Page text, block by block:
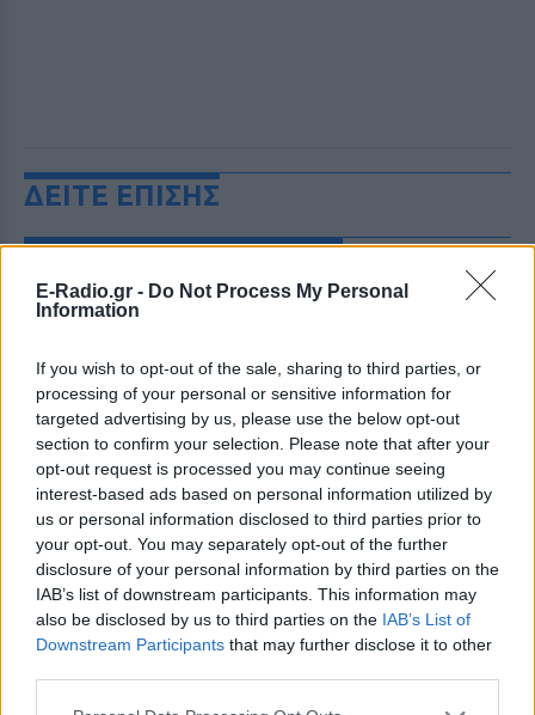
E-Radio.gr - Do Not Process My Personal
Information
If you wish to opt-out of the sale, sharing to third parties, or
processing of your personal or sensitive information for
targeted advertising by us, please use the below opt-out
section to confirm your selection. Please note that after your
opt-out request is processed you may continue seeing
interest-based ads based on personal information utilized by
us or personal information disclosed to third parties prior to
your opt-out. You may separately opt-out of the further
disclosure of your personal information by third parties on the
IAB’s list of downstream participants. This information may
also be disclosed by us to third parties on the IAB’s List of
Downstream Participants that may further disclose it to other
ΔΕΙΤΕ ΕΠΙΣΗΣ
το καλοκαίρι που δεν θα
ξεχάσει
ΧΤΕΣ
Η παρουσιάστρια μοιράστηκε τη διπλή
καλοκαιρινή της περιπέτεια μέσα από
ανάρτηση που συγκέντρωσε χιλιάδες
likes στο Instagram.
Κατερίνα Καινούργιου στην
Πάρο: Η αγκαλιά με την κόρη
της και η λεζάντα που «λύγισε»
τους followers
ΧΤΕΣ
Η παρουσιάστρια απολαμβάνει διακοπές